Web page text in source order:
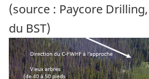
(source : Paycore
du BST)
Image